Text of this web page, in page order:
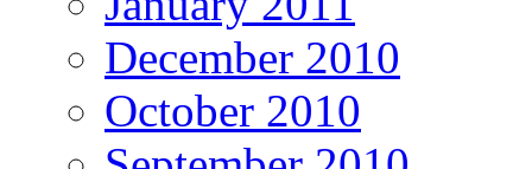
December 2010
October 2010